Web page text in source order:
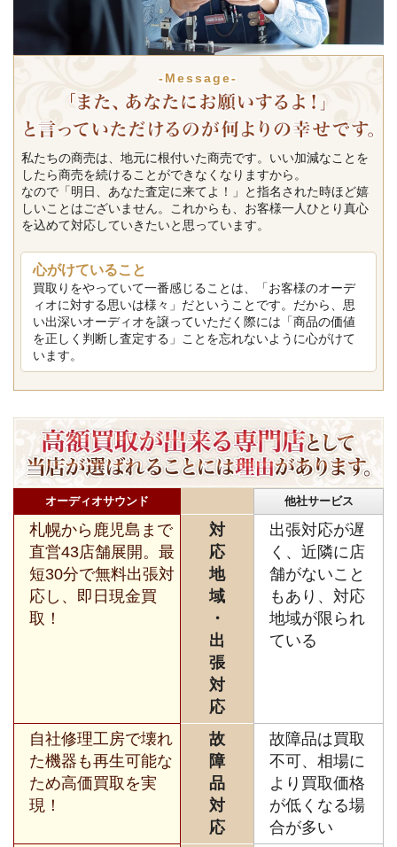
-Message-
私たちの商売は、地元に根付いた商売です。いい加減なことを
したら商売を続けることができなくなりますから。
なので「明日、あなた査定に来てよ！」と指名された時ほど嬉
しいことはございません。これからも、お客様一人ひとり真心
を込めて対応していきたいと思っています。
心がけていること
買取りをやっていて一番感じることは、「お客様のオーデ
ィオに対する思いは様々」だということです。だから、思
い出深いオーディオを譲っていただく際には「商品の価値
を正しく判断し査定する」ことを忘れないように心がけて
います。
オーディオサウンド 他社サービス
札幌から鹿児島まで
直営43店舗展開。最
短30分で無料出張対
応し、即日現金買
取！
対
応
地
域
・
出
張
対
応
出張対応が遅
く、近隣に店
舗がないこと
もあり、対応
地域が限られ
ている
自社修理工房で壊れ
た機器も再生可能な
ため高価買取を実
現！
故
障
品
対
応
故障品は買取
不可、相場に
より買取価格
が低くなる場
合が多い